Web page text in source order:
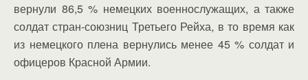
вернули 86,5 % немецких военнослужащих, а также
солдат стран-союзниц Третьего Рейха, в то время как
из немецкого плена вернулись менее 45 % солдат и
офицеров Красной Армии.